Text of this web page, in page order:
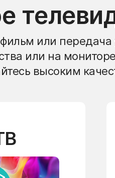
или передача
или на
высоким